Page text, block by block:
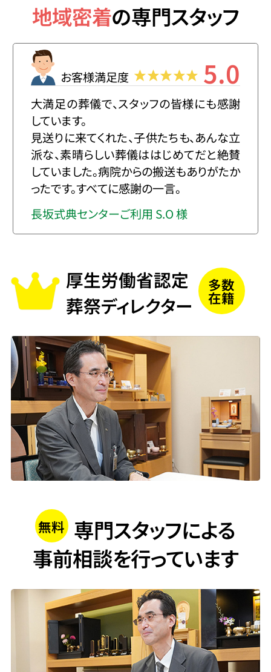
地域密着の専門スタッフ
お客様満足度 5.0
大満足の葬儀で、スタッフの皆様にも感謝
しています。
見送りに来てくれた、子供たちも、あんな立
派な、素晴らしい葬儀ははじめてだと絶賛
していました。病院からの搬送もありがたか
ったです。すべてに感謝の一言。
長坂式典センターご利用 S.O 様
厚生労働省認定
葬祭ディレクター
多数
在籍
無料 専門スタッフによる
事前相談を行っています